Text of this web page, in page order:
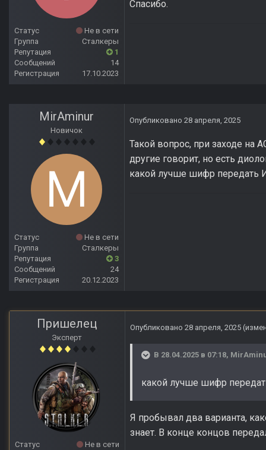
Статус
Не в сети
Группа
Сталкеры
Репутация
1
Сообщений
14
Регистрация
17.10.2023
Спасибо.
MirAminur
Новичок
Статус
Не в сети
Группа
Сталкеры
Репутация
3
Сообщений
24
Регистрация
20.12.2023
Опубликовано 28 апреля, 2025
Такой вопрос, при заходе
другие говорит, но есть
какой лучше шифр передать
Пришелец
Эксперт
Статус
Не в сети
Опубликовано 28 апреля, 2025
В 28.04.2025 в 07:18,
какой лучше шифр
Я пробывал два варианта,
знает. В конце концов